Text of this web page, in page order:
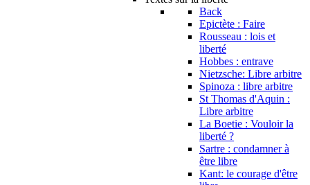
Back
Epictète : Faire
Rousseau : lois et
liberté
Hobbes : entrave
Nietzsche: Libre arbitre
Spinoza : libre arbitre
St Thomas d'Aquin :
Libre arbitre
La Boetie : Vouloir la
liberté ?
Sartre : condamner à
être libre
Kant: le courage d'être